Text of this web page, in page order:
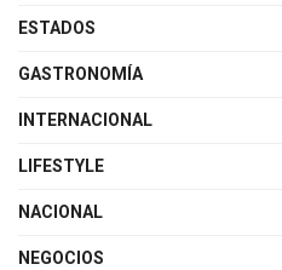
ESTADOS
GASTRONOMÍA
INTERNACIONAL
LIFESTYLE
NACIONAL
NEGOCIOS